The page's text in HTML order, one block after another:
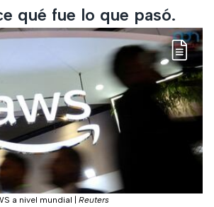
qué fue lo que pasó.
a nivel mundial Reuters